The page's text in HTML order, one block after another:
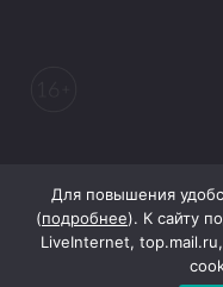
При поддержке
Для повышения
(подробнее). К сайту
LiveInternet,